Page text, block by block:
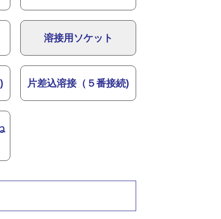
溶接用ソケット
片差込溶接（５番接続)